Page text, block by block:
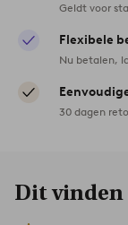
Geldt voor
Flexibele
Nu betalen,
30 dagen
Dit vinden